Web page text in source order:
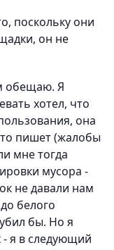
поскольку они
он не
обещаю. Я
хотел, что
она
пишет (жалобы
мне тогда
мусора -
не давали нам
белого
бы. Но я
- я в следующий